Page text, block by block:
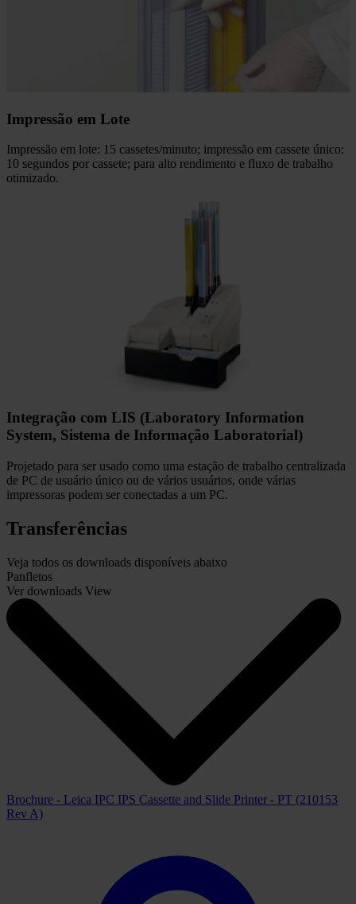
Impressão em Lote
Impressão em lote: 15 cassetes/minuto; impressão em cassete único:
10 segundos por cassete; para alto rendimento e fluxo de trabalho
otimizado.
Integração com LIS (Laboratory Information
System, Sistema de Informação Laboratorial)
Projetado para ser usado como uma estação de trabalho centralizada
de PC de usuário único ou de vários usuários, onde várias
impressoras podem ser conectadas a um PC.
Transferências
Veja todos os downloads disponíveis abaixo
Panfletos
Ver downloads View
Brochure - Leica IPC IPS Cassette and Slide Printer - PT (210153
Rev A)